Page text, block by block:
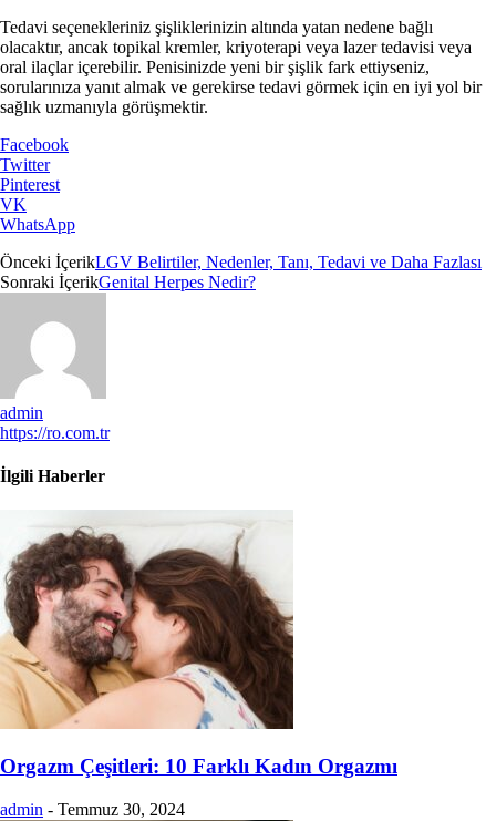
Tedavi seçenekleriniz şişliklerinizin altında yatan nedene bağlı
olacaktır, ancak topikal kremler, kriyoterapi veya lazer tedavisi veya
oral ilaçlar içerebilir. Penisinizde yeni bir şişlik fark ettiyseniz,
sorularınıza yanıt almak ve gerekirse tedavi görmek için en iyi yol bir
sağlık uzmanıyla görüşmektir.
Facebook
Twitter
Pinterest
VK
WhatsApp
Önceki İçerikLGV Belirtiler, Nedenler, Tanı, Tedavi ve Daha Fazlası
Sonraki İçerikGenital Herpes Nedir?
admin
https://ro.com.tr
İlgili Haberler
Orgazm Çeşitleri: 10 Farklı Kadın Orgazmı
admin - Temmuz 30, 2024